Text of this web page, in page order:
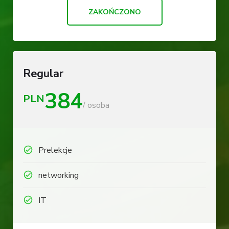
ZAKOŃCZONO
Regular
PLN384/ osoba
Prelekcje
networking
IT